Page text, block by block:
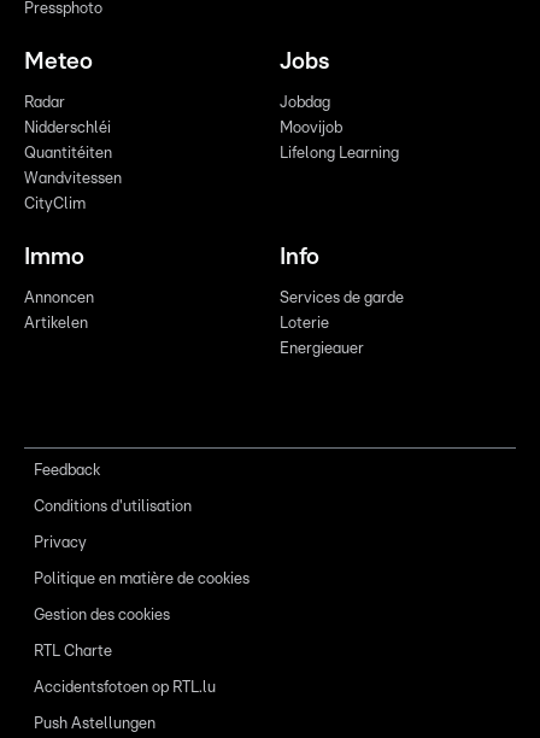
Pressphoto
Meteo
Radar
Nidderschléi
Quantitéiten
Wandvitessen
CityClim
Jobs
Jobdag
Moovijob
Lifelong Learning
Immo
Annoncen
Artikelen
Info
Services de garde
Loterie
Energieauer
Feedback
Conditions d'utilisation
Privacy
Politique en matière de cookies
Gestion des cookies
RTL Charte
Accidentsfotoen op RTL.lu
Push Astellungen